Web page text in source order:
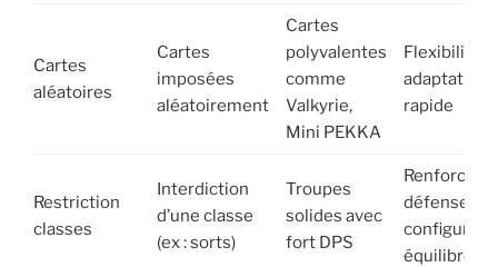
Cartes
aléatoires
Cartes
imposées
aléatoirement
Cartes
polyvalentes
comme
Valkyrie,
Mini PEKKA
Flexibilité
adaptation
rapide
Restriction
classes
Interdiction
d’une classe
(ex : sorts)
Troupes
solides avec
fort DPS
Renforcer
défense et
équilibrées